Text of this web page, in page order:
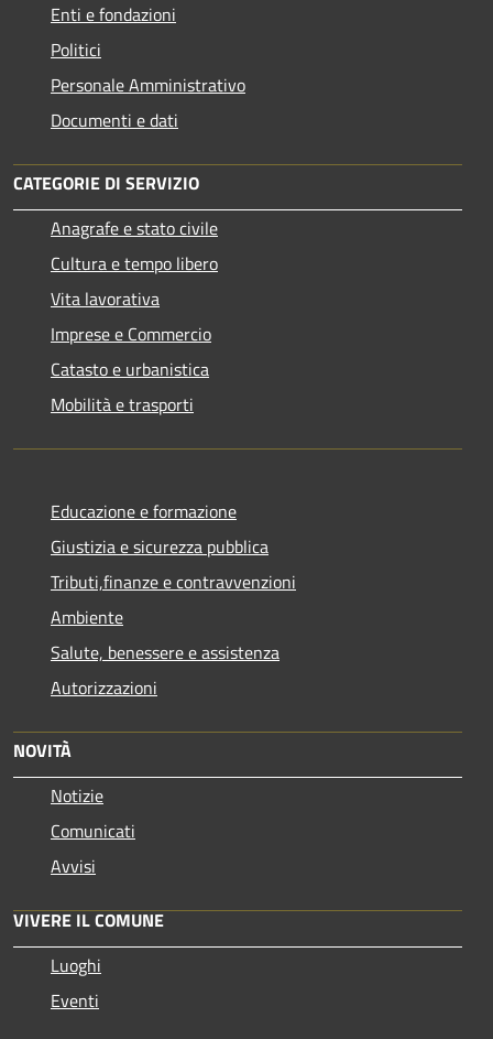
Enti e fondazioni
Politici
Personale Amministrativo
Documenti e dati
CATEGORIE DI SERVIZIO
Anagrafe e stato civile
Cultura e tempo libero
Vita lavorativa
Imprese e Commercio
Catasto e urbanistica
Mobilità e trasporti
Educazione e formazione
Giustizia e sicurezza pubblica
Tributi,finanze e contravvenzioni
Ambiente
Salute, benessere e assistenza
Autorizzazioni
NOVITÀ
Notizie
Comunicati
Avvisi
VIVERE IL COMUNE
Luoghi
Eventi